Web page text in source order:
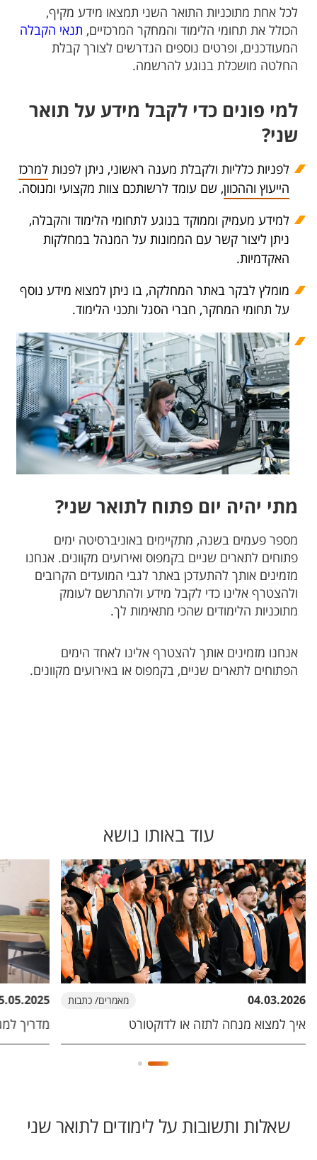
לכל אחת מתוכניות התואר השני תמצאו מידע מקיף,
הכולל את תחומי הלימוד והמחקר המרכזיים, תנאי הקבלה
המעודכנים, ופרטים נוספים הנדרשים לצורך קבלת
החלטה מושכלת בנוגע להרשמה.
למי פונים כדי לקבל מידע על תואר
שני?
לפניות כלליות ולקבלת מענה ראשוני, ניתן לפנות למרכז
הייעוץ וההכוון, שם עומד לרשותכם צוות מקצועי ומנוסה.
למידע מעמיק וממוקד בנוגע לתחומי הלימוד והקבלה,
ניתן ליצור קשר עם הממונות על המנהל במחלקות
האקדמיות.
מומלץ לבקר באתר המחלקה, בו ניתן למצוא מידע נוסף
על תחומי המחקר, חברי הסגל ותכני הלימוד.
מתי יהיה יום פתוח לתואר שני?
מספר פעמים בשנה, מתקיימים באוניברסיטה ימים
פתוחים לתארים שניים בקמפוס ואירועים מקוונים. אנחנו
מזמינים אותך להתעדכן באתר לגבי המועדים הקרובים
ולהצטרף אלינו כדי לקבל מידע ולהתרשם לעומק
מתוכניות הלימודים שהכי מתאימות לך.
אנחנו מזמינים אותך להצטרף אלינו לאחד הימים
הפתוחים לתארים שניים, בקמפוס או באירועים מקוונים.
עוד באותו נושא
04.03.2026 מאמרים/ כתבות
איך למצוא מנחה לתזה או לדוקטורט מדריך
שאלות ותשובות על לימודים לתואר שני